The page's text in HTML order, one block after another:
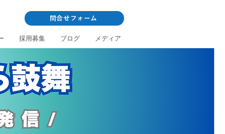
問合せフォーム
採用募集 ブログ メディア